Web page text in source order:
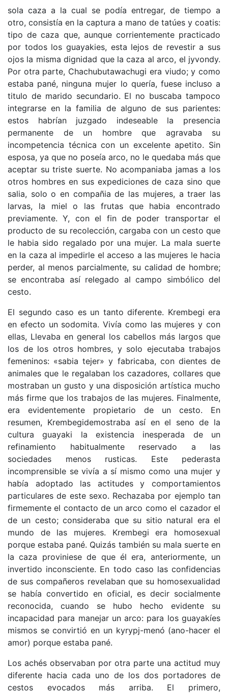
sola caza a la cual se podía entregar, de tiempo a
otro, consistía en la captura a mano de tatúes y coatis:
tipo de caza que, aunque corrientemente practicado
por todos los guayakies, esta lejos de revestir a sus
ojos la misma dignidad que la caza al arco, el jyvondy.
Por otra parte, Chachubutawachugi era viudo; y como
estaba pané, ninguna mujer lo quería, fuese incluso a
titulo de marido secundario. El no buscaba tampoco
integrarse en la familia de alguno de sus parientes:
estos habrían juzgado indeseable la presencia
permanente de un hombre que agravaba su
incompetencia técnica con un excelente apetito. Sin
esposa, ya que no poseía arco, no le quedaba más que
aceptar su triste suerte. No acompaniaba jamas a los
otros hombres en sus expediciones de caza sino que
salia, solo o en compañia de las mujeres, a traer las
larvas, la miel o las frutas que habia encontrado
previamente. Y, con el fin de poder transportar el
producto de su recolección, cargaba con un cesto que
le habia sido regalado por una mujer. La mala suerte
en la caza al impedirle el acceso a las mujeres le hacia
perder, al menos parcialmente, su calidad de hombre;
se encontraba así relegado al campo simbólico del
cesto.
El segundo caso es un tanto diferente. Krembegi era
en efecto un sodomita. Vivía como las mujeres y con
ellas, Llevaba en general los cabellos más largos que
los de los otros hombres, y solo ejecutaba trabajos
femeninos: «sabia tejer» y fabricaba, con dientes de
animales que le regalaban los cazadores, collares que
mostraban un gusto y una disposición artística mucho
más firme que los trabajos de las mujeres. Finalmente,
era evidentemente propietario de un cesto. En
resumen, Krembegidemostraba así en el seno de la
cultura guayaki la existencia inesperada de un
refinamiento habitualmente reservado a las
sociedades menos rusticas. Este pederasta
incomprensible se vivía a sí mismo como una mujer y
había adoptado las actitudes y comportamientos
particulares de este sexo. Rechazaba por ejemplo tan
firmemente el contacto de un arco como el cazador el
de un cesto; consideraba que su sitio natural era el
mundo de las mujeres. Krembegi era homosexual
porque estaba pané. Quizás también su mala suerte en
la caza proviniese de que él era, anteriormente, un
invertido inconsciente. En todo caso las confidencias
de sus compañeros revelaban que su homosexualidad
se había convertido en oficial, es decir socialmente
reconocida, cuando se hubo hecho evidente su
incapacidad para manejar un arco: para los guayakíes
mismos se convirtió en un kyrypj-menó (ano-hacer el
amor) porque estaba pané.
Los achés observaban por otra parte una actitud muy
diferente hacia cada uno de los dos portadores de
cestos evocados más arriba. El primero,